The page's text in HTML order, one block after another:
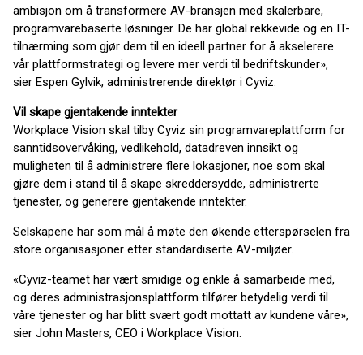
ambisjon om å transformere AV-bransjen med skalerbare,
programvarebaserte løsninger. De har global rekkevide og en IT-
tilnærming som gjør dem til en ideell partner for å akselerere
vår plattformstrategi og levere mer verdi til bedriftskunder»,
sier Espen Gylvik, administrerende direktør i Cyviz.
Vil skape gjentakende inntekter
Workplace Vision skal tilby Cyviz sin programvareplattform for
sanntidsovervåking, vedlikehold, datadreven innsikt og
muligheten til å administrere flere lokasjoner, noe som skal
gjøre dem i stand til å skape skreddersydde, administrerte
tjenester, og generere gjentakende inntekter.
Selskapene har som mål å møte den økende etterspørselen fra
store organisasjoner etter standardiserte AV-miljøer.
«Cyviz-teamet har vært smidige og enkle å samarbeide med,
og deres administrasjonsplattform tilfører betydelig verdi til
våre tjenester og har blitt svært godt mottatt av kundene våre»,
sier John Masters, CEO i Workplace Vision.